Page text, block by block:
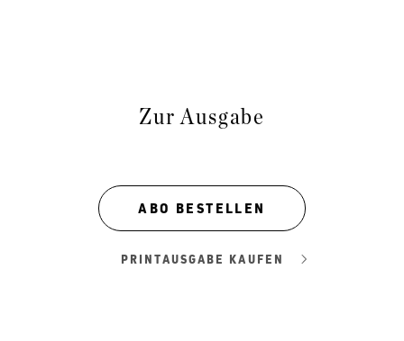
Zur Ausgabe
ABO BESTELLEN
PRINTAUSGABE KAUFEN